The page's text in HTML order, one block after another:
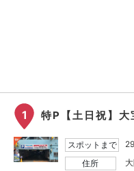
1 特P【土日祝】
スポットまで
住所